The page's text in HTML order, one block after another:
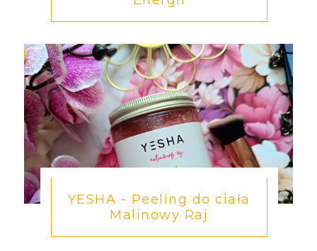
YESHA - Peeling do ciała
Malinowy Raj